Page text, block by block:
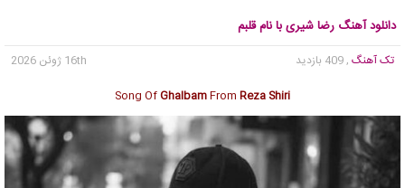
دانلود آهنگ رضا شیری با نام قلبم
تک آهنگ , 409 بازدید
16th ژوئن 2026
Song OfGhalbamFrom Reza Shiri